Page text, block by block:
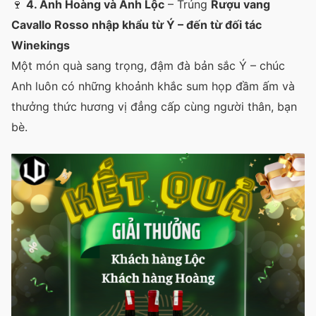
🍷 4. Anh Hoàng và Anh Lộc – Trúng Rượu vang
Cavallo Rosso nhập khẩu từ Ý – đến từ đối tác
Winekings
Một món quà sang trọng, đậm đà bản sắc Ý – chúc
Anh luôn có những khoảnh khắc sum họp đầm ấm và
thưởng thức hương vị đẳng cấp cùng người thân, bạn
bè.